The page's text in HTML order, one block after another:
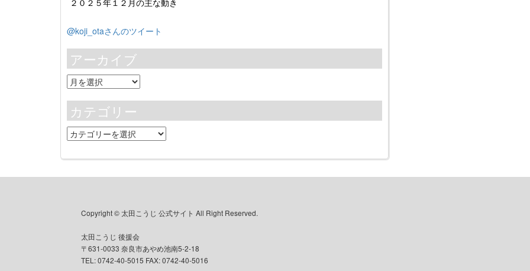
２０２５年１２月の主な動き
@koji_otaさんのツイート
アーカイブ
ア
ー
カ
イ
ブ
カテゴリー
カ
テ
ゴ
ー
Copyright © 太田こうじ 公式サイト All Right Reserved.
太田こうじ 後援会
〒631-0033 奈良市あやめ池南5-2-18
TEL: 0742-40-5015 FAX: 0742-40-5016